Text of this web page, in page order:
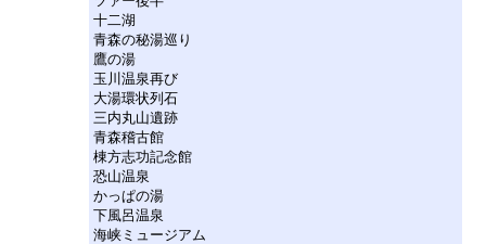
十二湖
青森の秘湯巡り
鷹の湯
玉川温泉再び
大湯環状列石
三内丸山遺跡
青森稽古館
棟方志功記念館
恐山温泉
かっぱの湯
下風呂温泉
海峡ミュージアム